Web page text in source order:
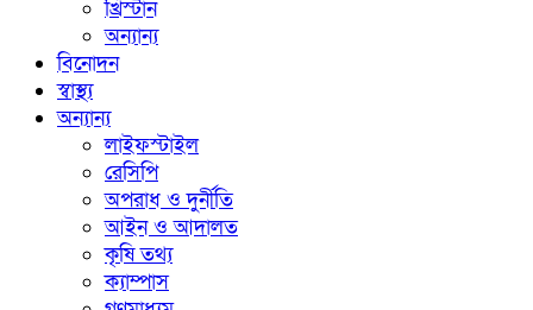
খ্রিস্টান
অন্যান্য
বিনোদন
স্বাস্থ্য
অন্যান্য
লাইফস্টাইল
রেসিপি
অপরাধ ও দুর্নীতি
আইন ও আদালত
কৃষি তথ্য
ক্যাম্পাস